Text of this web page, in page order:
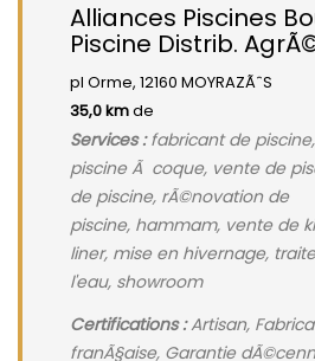
Alliances Piscines
Piscine Distrib.
pl Orme, 12160 MOYRAZÃˆS
35,0 kmde
Services :fabricant de
piscine Ã coque, vente de
de piscine, rÃ©novation de
piscine, hammam, vente de
liner, mise en hivernage,
l'eau, showroom
Certifications :Artisan,
franÃ§aise, Garantie